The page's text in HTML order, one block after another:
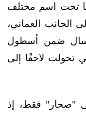
تحت اسم مختلف
الجانب العماني،
مسال ضمن أسطول
تحولت لاحقًا إلى
"صحار" فقط، إذ